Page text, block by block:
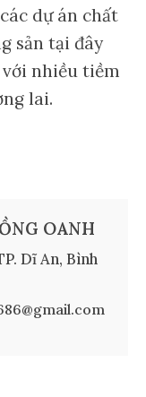
dự án chất
sản tại đây
nhiều tiềm
lai.
OANH
Dĩ An, Bình